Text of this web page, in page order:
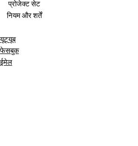
प्रोजेक्ट सेट
नियम और शर्तें
यूट्यूब
फेसबुक
ईमेल